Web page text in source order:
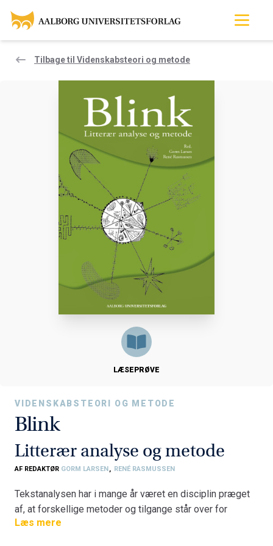
Tilbage til Videnskabsteori og metode
LÆSEPRØVE
VIDENSKABSTEORI OG METODE
Blink
Litterær analyse og metode
AF REDAKTØR GORM LARSEN, RENÉ RASMUSSEN
Tekstanalysen har i mange år været en disciplin præget
af, at forskellige metoder og tilgange står over for
hinanden.Blink. Litterær analyse og metode
Læs mere